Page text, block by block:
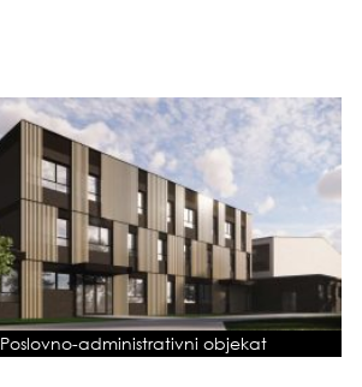
Poslovno-administrativni objekat